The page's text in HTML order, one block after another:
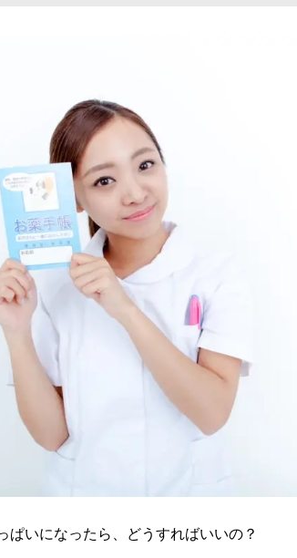
ぱいになったら、どうすればいいの？